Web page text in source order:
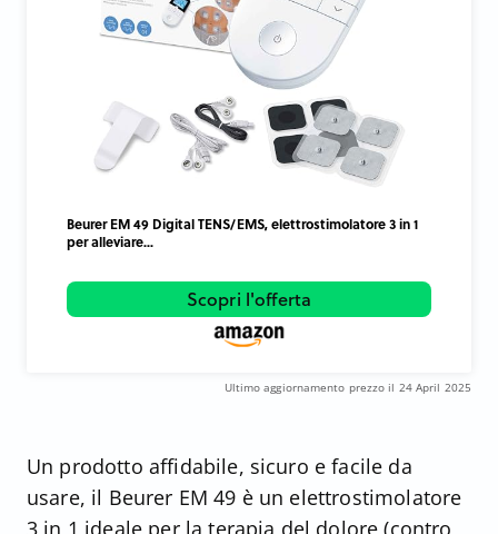
Beurer EM 49 Digital TENS/EMS, elettrostimolatore 3 in 1
per alleviare...
Scopri l'offerta
Ultimo aggiornamento prezzo il 24 April 2025
Un prodotto affidabile, sicuro e facile da
usare, il Beurer EM 49 è un elettrostimolatore
3 in 1 ideale per la terapia del dolore (contro